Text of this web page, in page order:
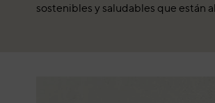
sostenibles y saludables que están